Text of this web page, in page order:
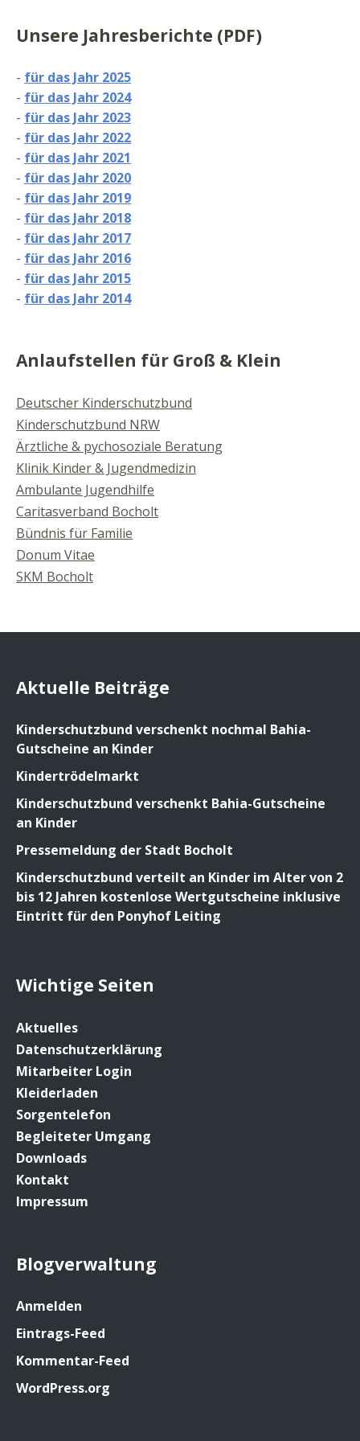
Unsere Jahresberichte (PDF)
- für das Jahr 2025
- für das Jahr 2024
- für das Jahr 2023
- für das Jahr 2022
- für das Jahr 2021
- für das Jahr 2020
- für das Jahr 2019
- für das Jahr 2018
- für das Jahr 2017
- für das Jahr 2016
- für das Jahr 2015
- für das Jahr 2014
Anlaufstellen für Groß & Klein
Deutscher Kinderschutzbund
Kinderschutzbund NRW
Ärztliche & pychosoziale Beratung
Klinik Kinder & Jugendmedizin
Ambulante Jugendhilfe
Caritasverband Bocholt
Bündnis für Familie
Donum Vitae
SKM Bocholt
Aktuelle Beiträge
Kinderschutzbund verschenkt nochmal Bahia-
Gutscheine an Kinder
Kindertrödelmarkt
Kinderschutzbund verschenkt Bahia-Gutscheine
an Kinder
Pressemeldung der Stadt Bocholt
Kinderschutzbund verteilt an Kinder im Alter von 2
bis 12 Jahren kostenlose Wertgutscheine inklusive
Eintritt für den Ponyhof Leiting
Wichtige Seiten
Aktuelles
Datenschutzerklärung
Mitarbeiter Login
Kleiderladen
Sorgentelefon
Begleiteter Umgang
Downloads
Kontakt
Impressum
Blogverwaltung
Anmelden
Eintrags-Feed
Kommentar-Feed
WordPress.org